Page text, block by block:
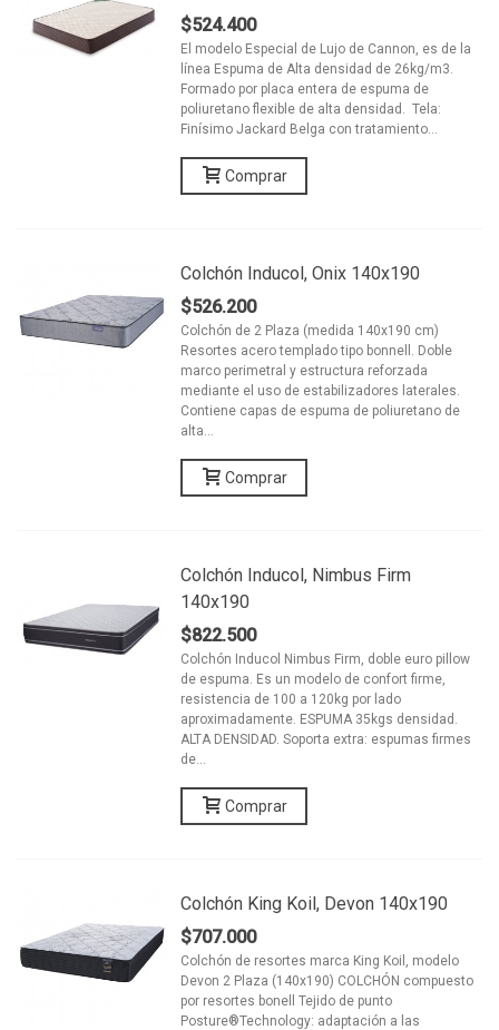
$524.400
El modelo Especial de Lujo de Cannon, es de la
línea Espuma de Alta densidad de 26kg/m3.
Formado por placa entera de espuma de
poliuretano flexible de alta densidad. Tela:
Finísimo Jackard Belga con tratamiento...
Comprar
Colchón Inducol, Onix 140x190
$526.200
Colchón de 2 Plaza (medida 140x190 cm)
Resortes acero templado tipo bonnell. Doble
marco perimetral y estructura reforzada
mediante el uso de estabilizadores laterales.
Contiene capas de espuma de poliuretano de
alta...
Comprar
Colchón Inducol, Nimbus Firm
140x190
$822.500
Colchón Inducol Nimbus Firm, doble euro pillow
de espuma. Es un modelo de confort firme,
resistencia de 100 a 120kg por lado
aproximadamente. ESPUMA 35kgs densidad.
ALTA DENSIDAD. Soporta extra: espumas firmes
de...
Comprar
Colchón King Koil, Devon 140x190
$707.000
Colchón de resortes marca King Koil, modelo
Devon 2 Plaza (140x190) COLCHÓN compuesto
por resortes bonell Tejido de punto
Posture®Technology: adaptación a las